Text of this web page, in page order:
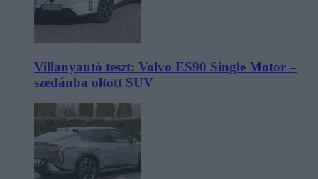
Villanyautó teszt: Volvo ES90 Single Motor –
szedánba oltott SUV